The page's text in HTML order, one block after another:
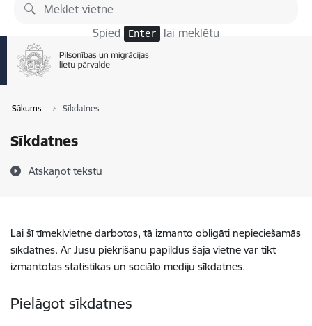
Pāriet uz lapas saturu
Spied Enter lai meklētu
Sākums Sīkdatnes
Sīkdatnes
Atskaņot tekstu
Lai šī tīmekļvietne darbotos, tā izmanto obligāti nepieciešamās
sīkdatnes. Ar Jūsu piekrišanu papildus šajā vietnē var tikt
izmantotas statistikas un sociālo mediju sīkdatnes.
Pielāgot sīkdatnes